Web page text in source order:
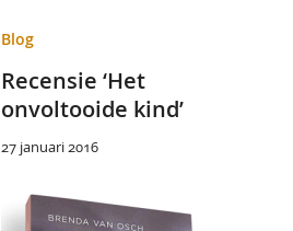
Blog
Recensie ‘Het
onvoltooide kind’
27 januari 2016